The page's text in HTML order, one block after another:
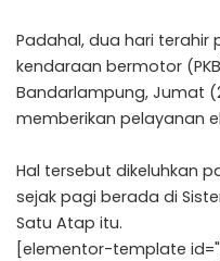
Padahal, dua hari terahir
kendaraan bermotor
Bandarlampung, Jumat
memberikan pelayanan
Hal tersebut dikeluhkan
sejak pagi berada di
Satu Atap itu.
[elementor-template